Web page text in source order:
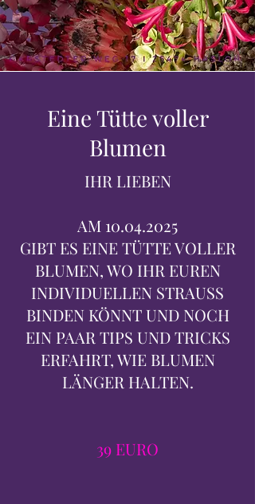
Eine Tütte voller
Blumen
IHR LIEBEN
AM 10.04.2025
GIBT ES EINE TÜTTE VOLLER
BLUMEN, WO IHR EUREN
INDIVIDUELLEN STRAUSS
BINDEN KÖNNT UND NOCH
EIN PAAR TIPS UND TRICKS
ERFAHRT, WIE BLUMEN
LÄNGER HALTEN.
39 EURO